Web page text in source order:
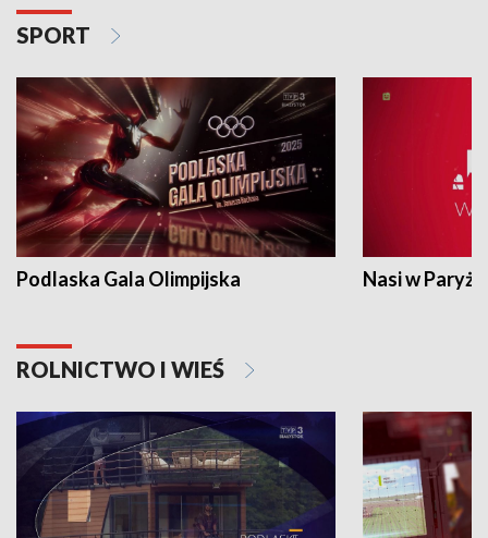
SPORT
Podlaska Gala Olimpijska Nasi w Paryżu
ROLNICTWO I WIEŚ